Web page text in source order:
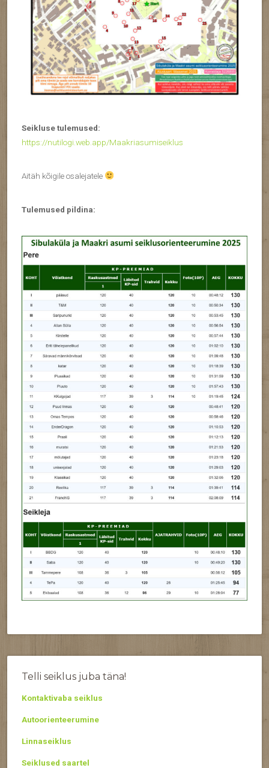
Seikluse tulemused:
https://nutilogi.web.app/Maakriasumiseiklus
Aitäh kõigile osalejatele
Tulemused pildina:
Telli seiklus juba täna!
Kontaktivaba seiklus
Autoorienteerumine
Linnaseiklus
Seiklused saartel